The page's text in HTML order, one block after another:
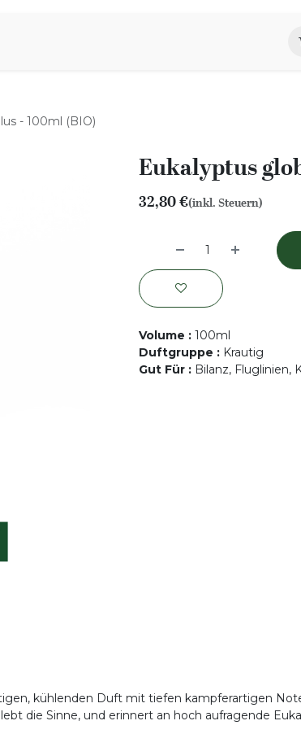
- 100ml (BIO)
Eukalyptus
32,80€(inkl. Steuern)
Volume : 100ml
Duftgruppe : Krautig
Gut Für : Bilanz, Fluglinien,
kühlenden Duft mit tiefen kampferartigen
die Sinne, und erinnert an hoch aufragende